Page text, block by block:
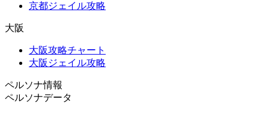
京都ジェイル攻略
大阪
大阪攻略チャート
大阪ジェイル攻略
ペルソナ情報
ペルソナデータ